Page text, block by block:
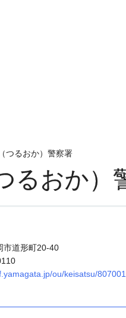
つるおか）警察署
るおか）
道形町20-40
ou/keisatsu/